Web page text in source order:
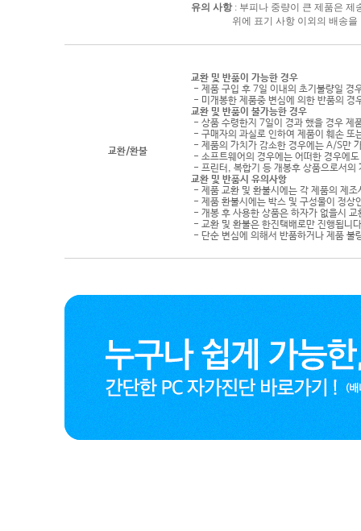
유의 사항: 부피나 중량이 큰 제품은 제
위에 표기 사항 이외의 배송을 원
교환/환불
교환 및 반품이 가능한 경우
- 제품 구입 후 7일 이내의 초기불량일 경
- 미개봉한 제품중 변심에 의한 반품의 경
교환 및 반품이 불가능한 경우
- 상품 수령한지 7일이 경과 했을 경우 제
- 구매자의 과실로 인하여 제품이 훼손 또
- 제품의 가치가 감소한 경우에는 A/S만
- 소프트웨어의 경우에는 어떠한 경우에
- 프린터, 복합기 등 개봉후 상품으로서의
교환 및 반품시 유의사항
- 제품 교환 및 환불시에는 각 제품의 제
- 제품 환불시에는 박스 및 구성물이 정상
- 개봉 후 사용한 상품은 하자가 없을시
- 교환 및 환불은 한진택배로만 진행됩니
- 단순 변심에 의해서 반품하거나 제품